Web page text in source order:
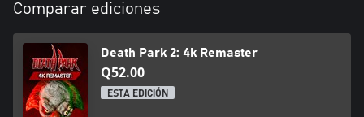
Comparar ediciones
Death Park 2: 4k Remaster
Q52.00
ESTA EDICIÓN